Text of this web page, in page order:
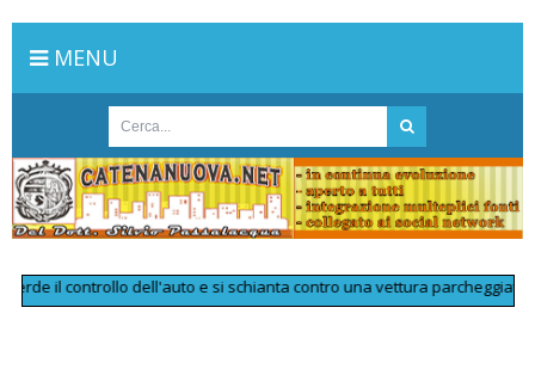
MENU
il controllo dell'auto e si schianta contro una vettura parcheggiata: